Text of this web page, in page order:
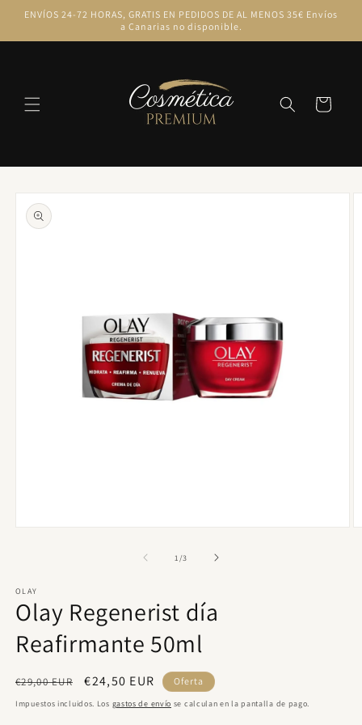
directamente
ENVÍOS 24-72 HORAS, GRATIS EN PEDIDOS DE AL MENOS 35€ Envíos
a Canarias no disponible.
Carrito
directamente
a la
información
una
ventana
modal
1 /de
3
OLAY
Olay Regenerist día
Reafirmante 50ml
Precio
habitual
€29,00 EUR
Precio
de
€24,50 EUR Oferta
Impuestos incluidos. Los gastos de envío se calculan en la pantalla de pago.